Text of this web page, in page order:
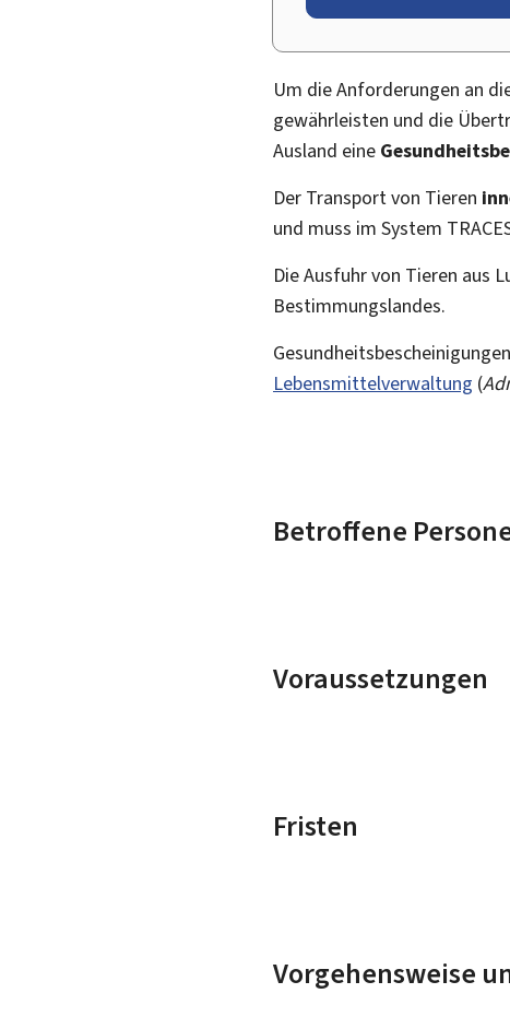
Um die Anforderungen an
gewährleisten und die
Ausland eine
Der Transport von Tieren
und muss im System
Die Ausfuhr von Tieren aus
Bestimmungslandes.
Lebensmittelverwaltung (
Betroffene
Voraussetzungen
Fristen
Vorgehensweise